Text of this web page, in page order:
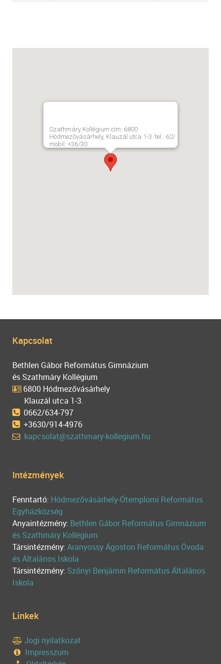
Szathmáry Kollégium cím: 6800
Hódmezővásárhely, Klauzál utca 1-3. tel.: 62/
mobil: +36/30
Kapcsolat
Bethlen Gábor Református Gimnázium
és Szathmáry Kollégium
6800 Hódmezővásárhely
Klauzál utca 1-3.
0662/634-797
+3630/914-4976
kapcsolat@szathmary-kollegium.hu
Intézmények
Fenntartó: Hódmezővásárhely-Ótemplomi Református
Egyházközség
Anyaintézmény: Bethlen Gábor Református Gimnázium
és Szathmáry Kollégium
Társintézmény: Aranyossy Ágoston Református Óvoda
és Általános Iskola
Társintézmény: Szőnyi Benjámin Református Általános
Iskola
Linkek
Jogi nyilatkozat
Impresszum